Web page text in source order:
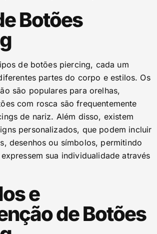
Botões
de botões piercing, cada um
partes do corpo e estilos. Os
são populares para orelhas,
com rosca são frequentemente
de nariz. Além disso, existem
personalizados, que podem incluir
desenhos ou símbolos, permitindo
sua individualidade através
e
de Botões